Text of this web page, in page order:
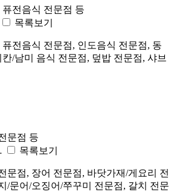
전음식 전문점 등
목록보기
전음식 전문점, 인도음식 전문점, 동
/남미 음식 전문점, 덮밥 전문점, 샤브
문점 등
목록보기
문점, 장어 전문점, 바닷가재/게요리 전
/문어/오징어/쭈꾸미 전문점, 갈치 전문